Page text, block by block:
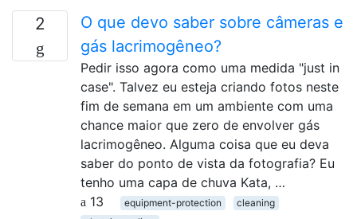
2
O que devo saber sobre câmeras e
gás lacrimogêneo?
Pedir isso agora como uma medida "just in
case". Talvez eu esteja criando fotos neste
fim de semana em um ambiente com uma
chance maior que zero de envolver gás
lacrimogêneo. Alguma coisa que eu deva
saber do ponto de vista da fotografia? Eu
tenho uma capa de chuva Kata, …
13
equipment-protection
cleaning